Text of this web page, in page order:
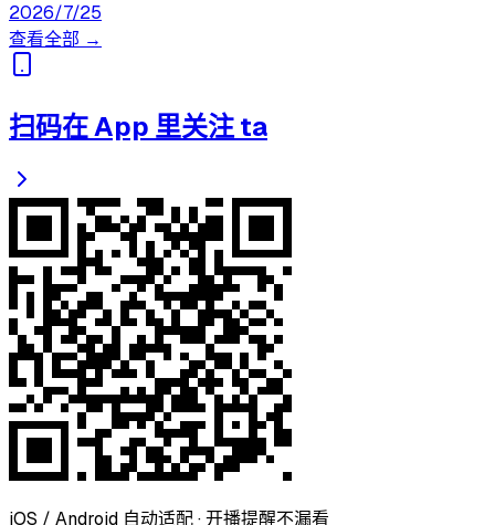
2026/7/25
查看全部 →
扫码在 App 里关注 ta
iOS / Android 自动适配 · 开播提醒不漏看